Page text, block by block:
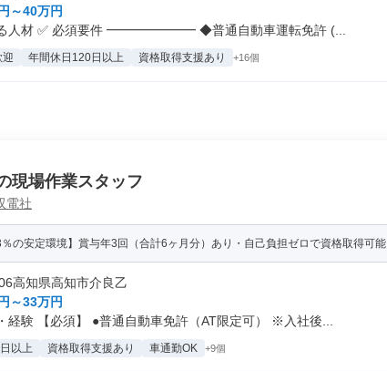
～40万円
人材 ✅ 必須要件 ━━━━━━━ ◆普通自動車運転免許 (...
迎 年間休日120日以上 資格取得支援あり +16個
現場作業スタッフ
電社
％の安定環境】賞与年3回（合計6ヶ月分）あり・自己負担ゼロで資格取得可能
高知県高知市介良乙
～33万円
経験 【必須】 ●普通自動車免許（AT限定可） ※入社後...
以上 資格取得支援あり 車通勤OK +9個